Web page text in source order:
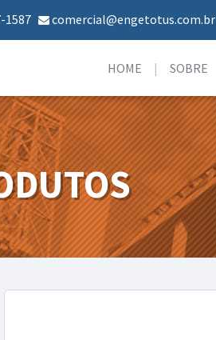
1587 comercial@engetotus.com.br
HOME SOBRE